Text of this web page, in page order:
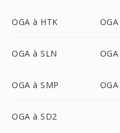
OGA à HTK
OGA à SLN
OGA à SMP
OGA à SD2